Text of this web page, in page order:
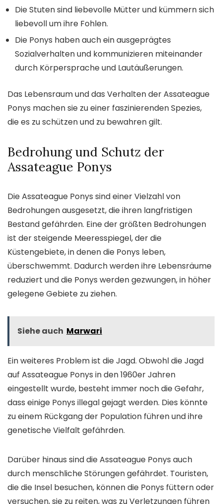
Die Stuten sind liebevolle Mütter und kümmern sich
liebevoll um ihre Fohlen.
Die Ponys haben auch ein ausgeprägtes
Sozialverhalten und kommunizieren miteinander
durch Körpersprache und Lautäußerungen.
Das Lebensraum und das Verhalten der Assateague
Ponys machen sie zu einer faszinierenden Spezies,
die es zu schützen und zu bewahren gilt.
Bedrohung und Schutz der
Assateague Ponys
Die Assateague Ponys sind einer Vielzahl von
Bedrohungen ausgesetzt, die ihren langfristigen
Bestand gefährden. Eine der größten Bedrohungen
ist der steigende Meeresspiegel, der die
Küstengebiete, in denen die Ponys leben,
überschwemmt. Dadurch werden ihre Lebensräume
reduziert und die Ponys werden gezwungen, in höher
gelegene Gebiete zu ziehen.
Siehe auch Marwari
Ein weiteres Problem ist die Jagd. Obwohl die Jagd
auf Assateague Ponys in den 1960er Jahren
eingestellt wurde, besteht immer noch die Gefahr,
dass einige Ponys illegal gejagt werden. Dies könnte
zu einem Rückgang der Population führen und ihre
genetische Vielfalt gefährden.
Darüber hinaus sind die Assateague Ponys auch
durch menschliche Störungen gefährdet. Touristen,
die die Insel besuchen, können die Ponys füttern oder
versuchen, sie zu reiten, was zu Verletzungen führen